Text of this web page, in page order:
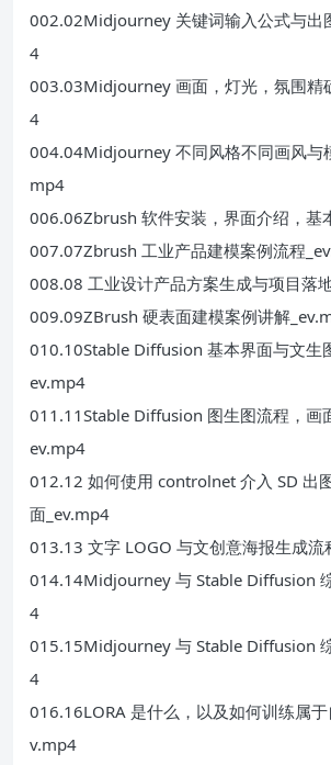
002.02Midjourney 关键词输入公式与出
4
003.03Midjourney 画面，灯光，氛围精
4
004.04Midjourney 不同风格不同画风与
mp4
006.06Zbrush 软件安装，界面介绍，基
007.07Zbrush 工业产品建模案例流程
008.08 工业设计产品方案生成与项目落
009.09ZBrush 硬表面建模案例讲解
010.10Stable Diffusion 基本界面与文生
ev.mp4
011.11Stable Diffusion 图生图流程，画
ev.mp4
012.12 如何使用 controlnet 介入 SD 出
面_ev.mp4
013.13 文字 LOGO 与文创意海报生成流
014.14Midjourney 与 Stable Diffusion
4
015.15Midjourney 与 Stable Diffusion
4
016.16LORA 是什么，以及如何训练属
v.mp4